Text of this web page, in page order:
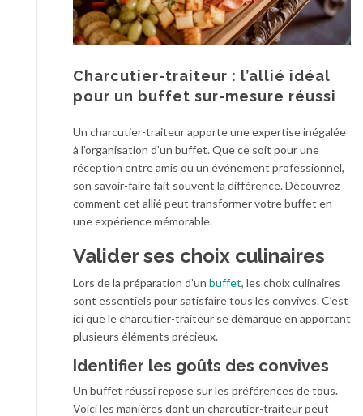
Charcutier-traiteur : l’allié idéal
pour un buffet sur-mesure réussi
Un charcutier-traiteur apporte une expertise inégalée
à l’organisation d’un buffet. Que ce soit pour une
réception entre amis ou un événement professionnel,
son savoir-faire fait souvent la différence. Découvrez
comment cet allié peut transformer votre buffet en
une expérience mémorable.
Valider ses choix culinaires
Lors de la préparation d’un buffet, les choix culinaires
sont essentiels pour satisfaire tous les convives. C’est
ici que le charcutier-traiteur se démarque en apportant
plusieurs éléments précieux.
Identifier les goûts des convives
Un buffet réussi repose sur les préférences de tous.
Voici les manières dont un charcutier-traiteur peut